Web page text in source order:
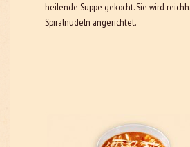
heilende Suppe gekocht. Sie wird
Spiralnudeln angerichtet.